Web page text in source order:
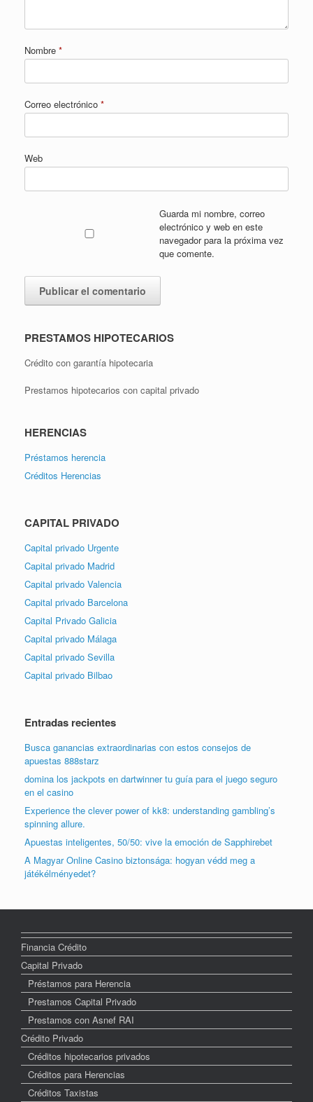
Nombre *
Correo electrónico *
Web
Guarda mi nombre, correo
electrónico y web en este
navegador para la próxima vez
que comente.
PRESTAMOS HIPOTECARIOS
Crédito con garantía hipotecaria
Prestamos hipotecarios con capital privado
HERENCIAS
Préstamos herencia
Créditos Herencias
CAPITAL PRIVADO
Capital privado Urgente
Capital privado Madrid
Capital privado Valencia
Capital privado Barcelona
Capital Privado Galicia
Capital privado Málaga
Capital privado Sevilla
Capital privado Bilbao
Entradas recientes
Busca ganancias extraordinarias con estos consejos de
apuestas 888starz
domina los jackpots en dartwinner tu guía para el juego seguro
en el casino
Experience the clever power of kk8: understanding gambling’s
spinning allure.
Apuestas inteligentes, 50/50: vive la emoción de Sapphirebet
A Magyar Online Casino biztonsága: hogyan védd meg a
játékélményedet?
Financia Crédito
Capital Privado
Préstamos para Herencia
Prestamos Capital Privado
Prestamos con Asnef RAI
Crédito Privado
Créditos hipotecarios privados
Créditos para Herencias
Créditos Taxistas